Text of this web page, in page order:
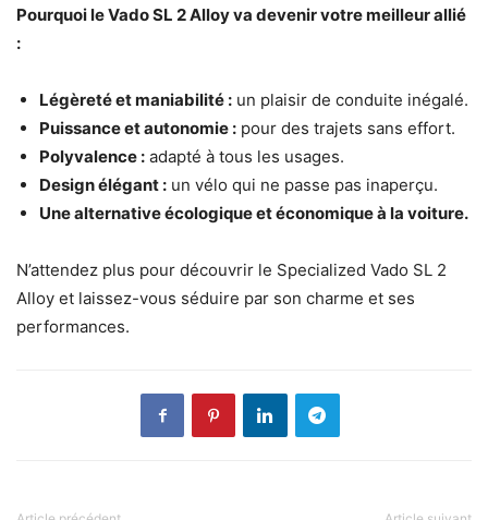
Pourquoi le Vado SL 2 Alloy va devenir votre meilleur allié
:
Légèreté et maniabilité : un plaisir de conduite inégalé.
Puissance et autonomie : pour des trajets sans effort.
Polyvalence : adapté à tous les usages.
Design élégant : un vélo qui ne passe pas inaperçu.
Une alternative écologique et économique à la voiture.
N’attendez plus pour découvrir le Specialized Vado SL 2
Alloy et laissez-vous séduire par son charme et ses
performances.